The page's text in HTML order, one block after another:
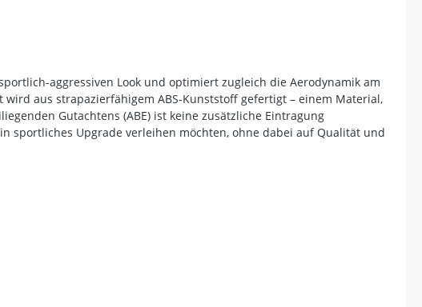
aggressiven Look und optimiert zugleich die Aerodynamik am
aus strapazierfähigem ABS-Kunststoff gefertigt – einem Material,
Gutachtens (ABE) ist keine zusätzliche Eintragung
sportliches Upgrade verleihen möchten, ohne dabei auf Qualität und